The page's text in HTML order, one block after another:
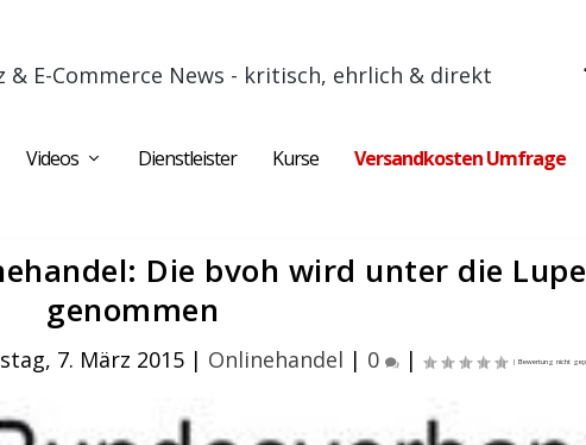
& E-Commerce News - kritisch, ehrlich & direkt
Videos Dienstleister Kurse Versandkosten Umfrage
Die bvoh wird unter die Lupe
genommen
7. März 2015 | Onlinehandel | 0 |